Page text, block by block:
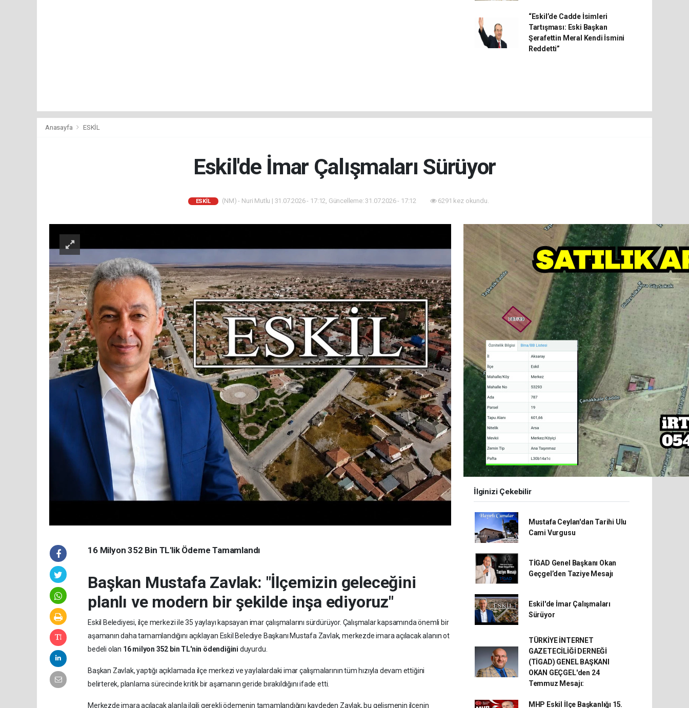
“Eskil’de Cadde İsimleri
Tartışması: Eski Başkan
Şerafettin Meral Kendi İsmini
Reddetti”
Anasayfa ESKİL
Eskil'de İmar Çalışmaları Sürüyor
ESKİL (NM) - Nuri Mutlu | 31.07.2026 - 17:12, Güncelleme: 31.07.2026 - 17:12 6291 kez okundu.
16 Milyon 352 Bin TL'lik Ödeme Tamamlandı
Başkan Mustafa Zavlak: "İlçemizin geleceğini
planlı ve modern bir şekilde inşa ediyoruz"
Eskil Belediyesi, ilçe merkezi ile 35 yaylayı kapsayan imar çalışmalarını sürdürüyor. Çalışmalar kapsamında önemli bir
aşamanın daha tamamlandığını açıklayan Eskil Belediye Başkanı Mustafa Zavlak, merkezde imara açılacak alanın ot
bedeli olan 16 milyon 352 bin TL'nin ödendiğini duyurdu.
Başkan Zavlak, yaptığı açıklamada ilçe merkezi ve yaylalardaki imar çalışmalarının tüm hızıyla devam ettiğini
belirterek, planlama sürecinde kritik bir aşamanın geride bırakıldığını ifade etti.
Merkezde imara açılacak alanla ilgili gerekli ödemenin tamamlandığını kaydeden Zavlak, bu gelişmenin ilçenin
İlginizi Çekebilir
Mustafa Ceylan'dan Tarihi Ulu
Cami Vurgusu
TİGAD Genel Başkanı Okan
Geçgel’den Taziye Mesajı
Eskil'de İmar Çalışmaları
Sürüyor
TÜRKİYE İNTERNET
GAZETECİLİĞİ DERNEĞİ
(TİGAD) GENEL BAŞKANI
OKAN GEÇGEL'den 24
Temmuz Mesajı:
MHP Eskil İlçe Başkanlığı 15.